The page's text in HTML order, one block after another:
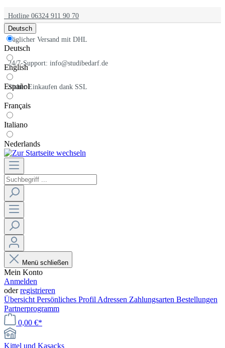
Hotline 06324 911 90 70
Täglicher Versand mit DHL
24/7-Support: info@studibedarf.de
Sicher Einkaufen dank SSL
Deutsch
Deutsch
English
Español
Français
Italiano
Nederlands
Menü schließen
Mein Konto
Anmelden
oderregistrieren
Übersicht Persönliches Profil Adressen Zahlungsarten Bestellungen
Partnerprogramm
0,00 €*
Kittel und Kasacks